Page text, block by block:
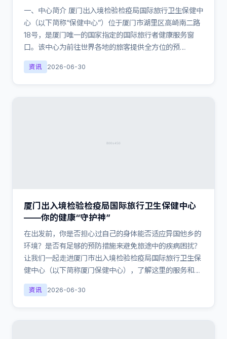
一、中心简介 厦门出入境检验检疫局国际旅行卫生保健中
心（以下简称“保健中心”）位于厦门市湖里区高崎南二路
18号，是厦门唯一的国家指定的国际旅行者健康服务窗
口。该中心为前往世界各地的旅客提供全方位的预…
资讯 2026-06-30
厦门出入境检验检疫局国际旅行卫生保健中心
——你的健康“守护神”
在出发前，你是否担心过自己的身体能否适应异国他乡的
环境？是否有足够的预防措施来避免旅途中的疾病困扰？
让我们一起走进厦门市出入境检验检疫局国际旅行卫生保
健中心（以下简称厦门保健中心），了解这里的服务和…
资讯 2026-06-30